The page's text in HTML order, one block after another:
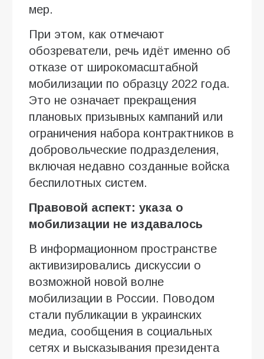
мер.
При этом, как отмечают
обозреватели, речь идёт именно об
отказе от широкомасштабной
мобилизации по образцу 2022 года.
Это не означает прекращения
плановых призывных кампаний или
ограничения набора контрактников в
добровольческие подразделения,
включая недавно созданные войска
беспилотных систем.
Правовой аспект: указа о
мобилизации не издавалось
В информационном пространстве
активизировались дискуссии о
возможной новой волне
мобилизации в России. Поводом
стали публикации в украинских
медиа, сообщения в социальных
сетях и высказывания президента